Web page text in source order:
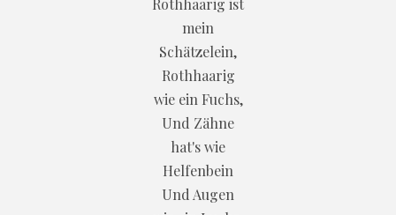
mein
Schätzelein,
Rothhaarig
wie ein Fuchs,
Und Zähne
hat's wie
Helfenbein
Und Augen